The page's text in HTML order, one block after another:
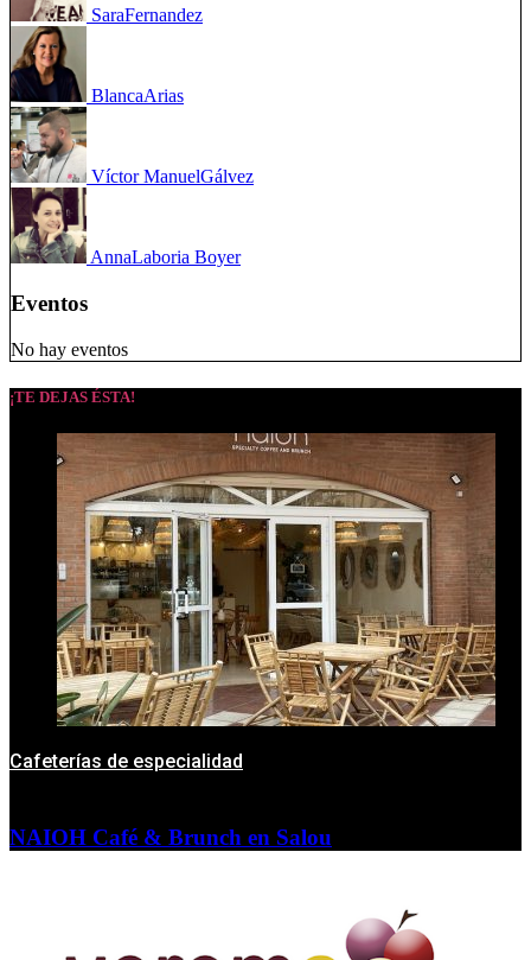
SaraFernandez
BlancaArias
Víctor ManuelGálvez
AnnaLaboria Boyer
Eventos
No hay eventos
¡TE DEJAS ÉSTA!
Cafeterías de especialidad
NAIOH Café & Brunch en Salou